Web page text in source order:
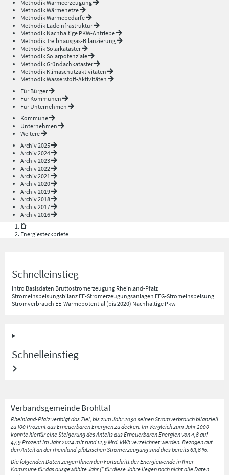
Methodik Wärmeerzeugung
Methodik Wärmenetze
Methodik Wärmebedarfe
Methodik Ladeinfrastruktur
Methodik Nachhaltige PKW-Antriebe
Methodik Treibhausgas-Bilanzierung
Methodik Solarkataster
Methodik Solarpotenziale
Methodik Gründachkataster
Methodik Klimaschutzaktivitäten
Methodik Wasserstoff-Aktivitäten
Für Bürger
Für Kommunen
Für Unternehmen
Kommune
Unternehmen
Weitere
Archiv 2025
Archiv 2024
Archiv 2023
Archiv 2022
Archiv 2021
Archiv 2020
Archiv 2019
Archiv 2018
Archiv 2017
Archiv 2016
Energiesteckbriefe
Schnelleinstieg
Intro Basisdaten Bruttostromerzeugung Rheinland-Pfalz
Stromeinspeisungsbilanz EE-Stromerzeugungsanlagen EEG-Stromeinspeisung
Stromverbrauch EE-Wärmepotential (bis 2020) Nachhaltige Pkw
Schnelleinstieg
Verbandsgemeinde Brohltal
Rheinland-Pfalz verfolgt das Ziel, bis zum Jahr 2030 seinen Stromverbrauch bilanziell
zu 100 Prozent aus Erneuerbaren Energien zu decken. Im Vergleich zum Jahr 2000
konnte hierfür eine Steigerung des Anteils aus Erneuerbaren Energien von 4,8 auf
47,9 Prozent im Jahr 2024 mit rund 12,9 Mrd. kWh verzeichnet werden. Bezogen auf
den Anteil an der rheinland-pfälzischen Stromerzeugung sind dies bereits 63,8 %.
Die folgenden Daten zeigen Ihnen den Fortschritt der Energiewende in Ihrer
Kommune für das ausgewählte Jahr (* für diese Jahre liegen noch nicht alle Daten